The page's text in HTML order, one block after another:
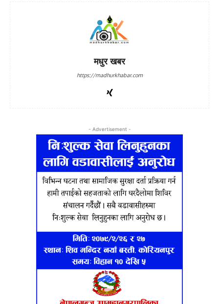
मधुर खबर
https://madhurkhabar.com
- Advertisement -